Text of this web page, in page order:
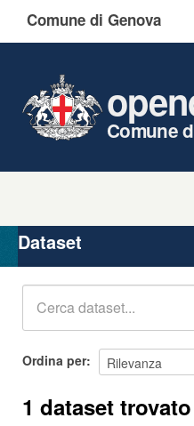
Comune di Genova
Comune
Organizzazioni
Gruppi
Dataset
Ordina per
1 dataset trovato